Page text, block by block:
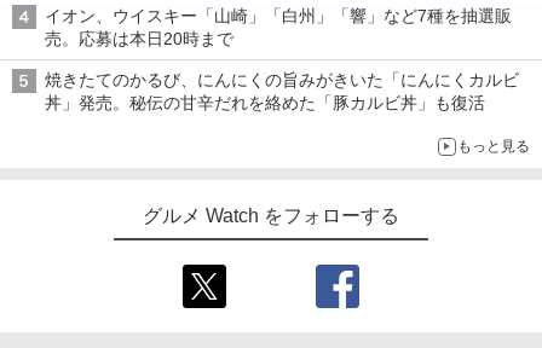
イオン、ウイスキー「山崎」「白州」「響」など7種を抽選販
売。応募は本日20時まで
焼きたてのかるび、にんにくの旨みがきいた「にんにくカルビ
丼」発売。秘伝の甘辛だれを絡めた「豚カルビ丼」も復活
もっと見る
グルメ Watch をフォローする